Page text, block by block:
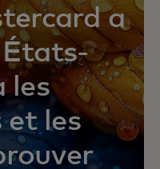
a
États-
les
et les